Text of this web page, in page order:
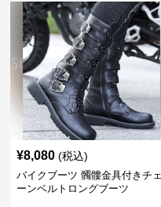
¥8,080 (税込)
バイクブーツ 髑髏金具付きチェ
ーンベルトロングブーツ